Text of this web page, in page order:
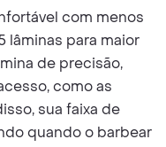
com menos
lâminas para maior
de precisão,
como as
sua faixa de
quando o barbear